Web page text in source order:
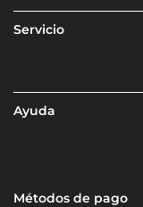
Servicio
Ayuda
Métodos de pago